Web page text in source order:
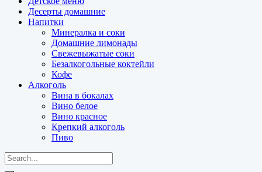
Десерты домашние
Напитки
Минералка и соки
Домашние лимонады
Свежевыжатые соки
Безалкогольные коктейли
Кофе
Алкоголь
Вина в бокалах
Вино белое
Вино красное
Крепкий алкоголь
Пиво